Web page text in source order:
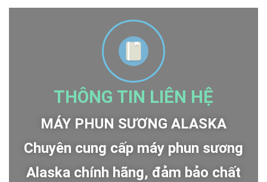
THÔNG TIN LIÊN HỆ
MÁY PHUN SƯƠNG ALASKA
Chuyên cung cấp máy phun sương
Alaska chính hãng, đảm bảo chất